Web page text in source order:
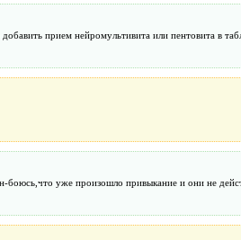
прием нейромультивита или пентовита в
боюсь,что уже произошло привыкание и они не